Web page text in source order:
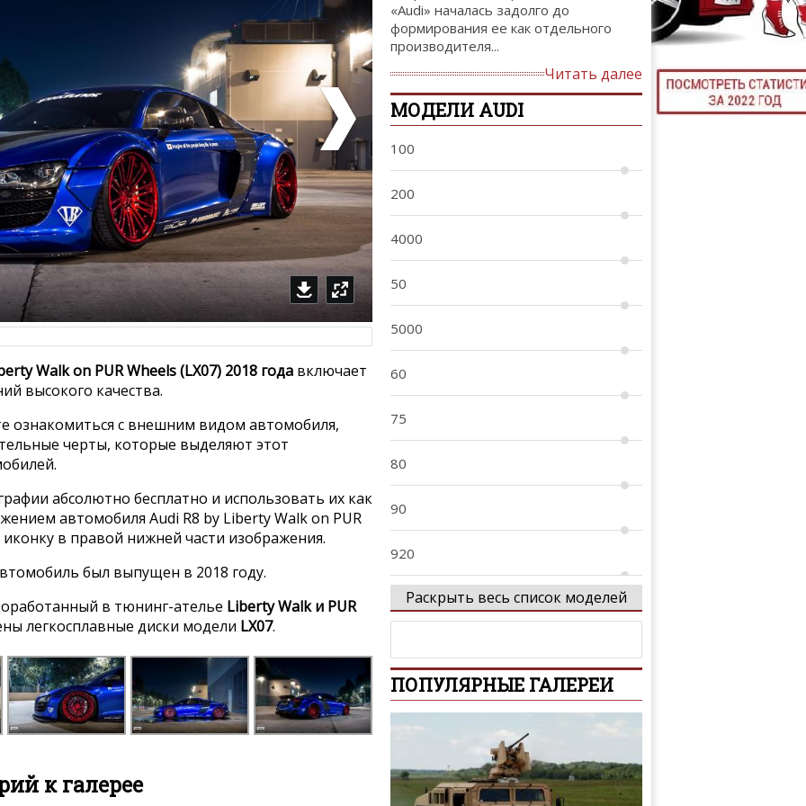
ТЮНИНГ
Walk on PUR Wheels (LX07) 2018 года включает
высокого качества.
ознакомиться с внешним видом автомобиля,
черты, которые выделяют этот
абсолютно бесплатно и использовать их как
автомобиля Audi R8 by Liberty Walk on PUR
в правой нижней части изображения.
был выпущен в 2018 году.
в тюнинг-ателье Liberty Walk и PUR
легкосплавные диски модели LX07.
к галерее
«Audi» началась задолго до
формирования ее как отдельного
производителя...
Читать далее
МОДЕЛИ AUDI
100
200
4000
50
5000
60
75
80
90
920
A3
A4 Allroad
Раскрыть весь список моделей
ПОПУЛЯРНЫЕ ГАЛЕРЕИ